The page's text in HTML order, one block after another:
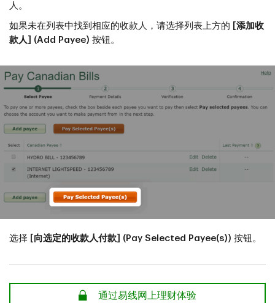
人。
如果未在列表中找到相应的收款人，请选择列表上方的 [添加收
款人] (Add Payee) 按钮。
选择 [向选定的收款人付款] (Pay Selected Payee(s)) 按钮。
安全 通过易线网上理财体验